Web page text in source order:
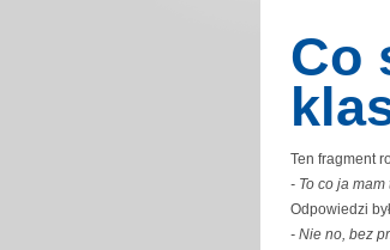
Co
Ten fragment
- To co ja
Odpowiedzi
- Nie no, bez